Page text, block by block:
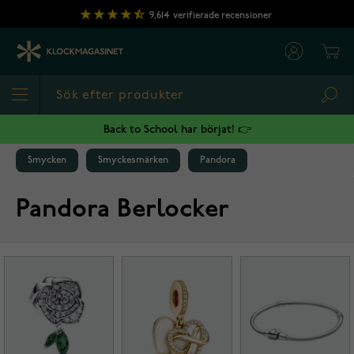
Hoppa till innehållet
9,614 verifierade recensioner
Back to School har börjat! 👉
Smycken Smyckesmärken Pandora
Pandora Berlocker